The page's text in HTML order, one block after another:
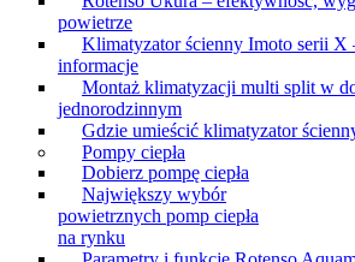
powietrze
Klimatyzator ścienny Imoto serii X
informacje
Montaż klimatyzacji multi split w
jednorodzinnym
Gdzie umieścić klimatyzator
Pompy ciepła
Dobierz pompę ciepła
Największy wybór
powietrznych pomp ciepła
na rynku